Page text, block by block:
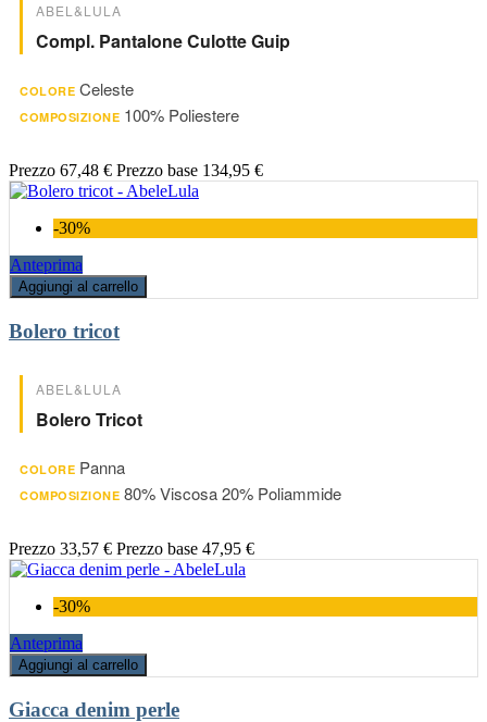
ABEL&LULA
Compl. Pantalone Culotte Guip
COLORE Celeste
COMPOSIZIONE 100% Poliestere
Prezzo 67,48 € Prezzo base 134,95 €
-30%
Anteprima
Aggiungi al carrello
Bolero tricot
ABEL&LULA
Bolero Tricot
COLORE Panna
COMPOSIZIONE 80% Viscosa 20% Poliammide
Prezzo 33,57 € Prezzo base 47,95 €
-30%
Anteprima
Aggiungi al carrello
Giacca denim perle